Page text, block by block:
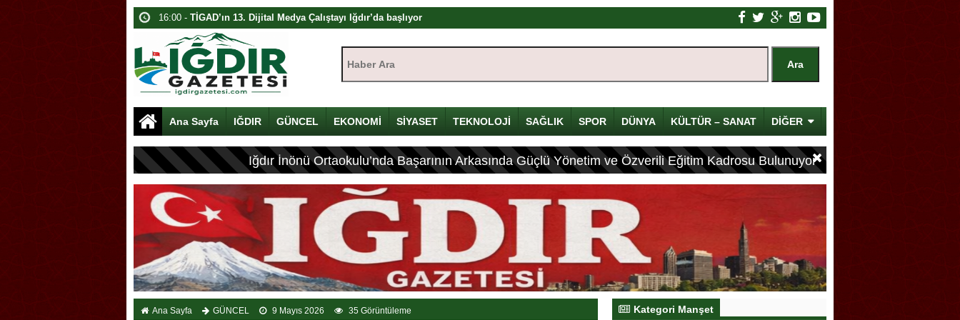
13:40 - Ağrı Dağı’nda Bahar İzdüşümü
10:40 -Iğdır’da Dijital Medya Çalıştayı
13:40 - Davulcu, Paraları Toplamak İçin Davulunu Kırdı
15:40 -Akyumak’ta Traktörde Yangın
15:00 -Iğdır’da Traktör Yangını
09:40 - Karabatak Kolyesi: Iğdır’ın Geleneksel Mirası
16:00 -Iğdır’da Dolandırıcılık: 1.8 Milyon Lira!
09:40 -Iğdır’da Kamuda İş Vaadiyle Dolandırıcılık
10:00 -Iğdır’da Koçbaşlı Mezarlık Mirası
Ana Sayfa IĞDIR GÜNCEL EKONOMİ SİYASET TEKNOLOJİ SAĞLIK SPOR DÜNYA KÜLTÜR – SANAT DİĞER
FLAŞ HABER: Iğdır İnönü Ortaokulu’nda Başarının Arkasında Güçlü Yönetim ve Özverili Eğitim Kadrosu Bulunuyor
Ana Sayfa GÜNCEL 9 Mayıs 2026 35 Görüntüleme Kategori Manşet